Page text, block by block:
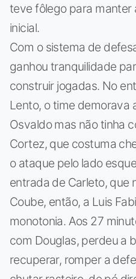
teve fôlego para manter
inicial.
Com o sistema de
ganhou tranquilidade
construir jogadas. No
Lento, o time demorava
Osvaldo mas não tinha
Cortez, que costuma
o ataque pelo lado
entrada de Carleto, que
Coube, então, a Luis
monotonia. Aos 27
com Douglas, perdeu a
recuperar, romper a